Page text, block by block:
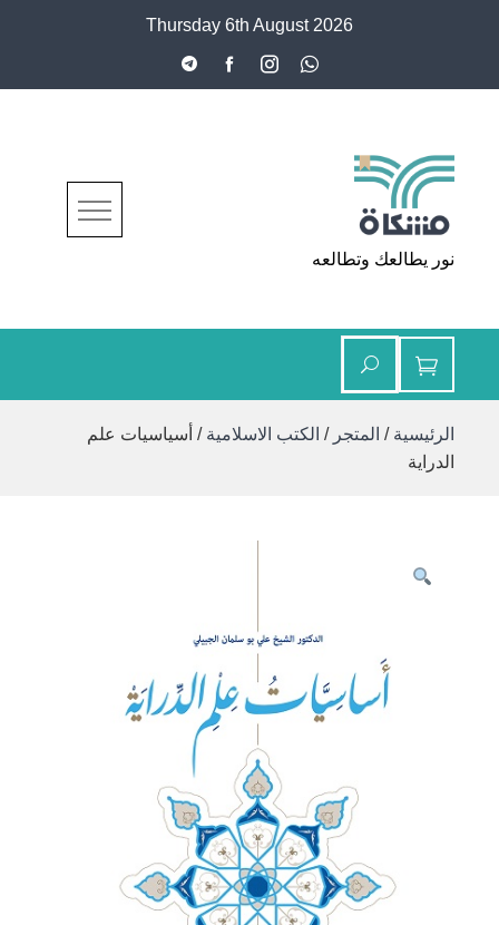
Thursday 6th August 2026
مشكاة
نور يطالعك وتطالعه
الرئيسية / المتجر / الكتب الاسلامية / أسياسيات علم
الدراية